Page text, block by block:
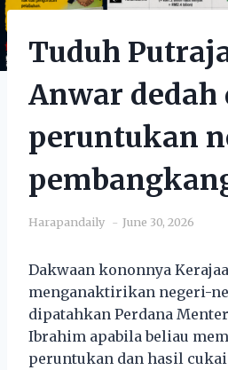
Tuduh
Anwar dedah
peruntukan
Harapandaily June 30, 2026
Dakwaan kononnya
menganaktirikan negeri-
dipatahkan Perdana
Ibrahim apabila beliau
peruntukan dan hasil